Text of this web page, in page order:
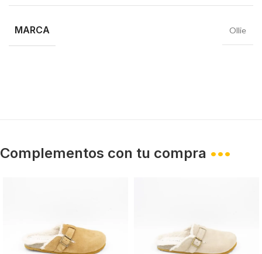
MARCA Ollie
Complementos con tu compra •••